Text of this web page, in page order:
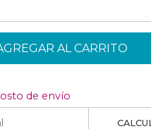
AL CARRITO
de envío